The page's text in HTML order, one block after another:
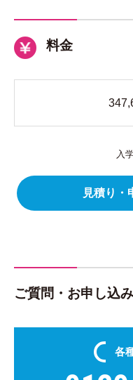
料金
入
見積り・
ご質問・お申し込
各